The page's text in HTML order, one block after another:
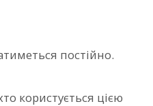
постійно.
користується цією